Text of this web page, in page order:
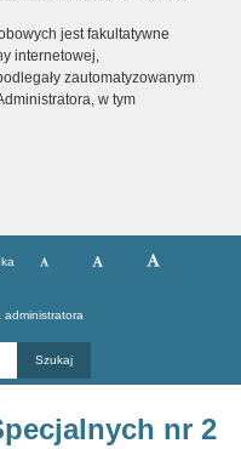
jest fakultatywne
internetowej,
zautomatyzowanym
w tym
nr 2